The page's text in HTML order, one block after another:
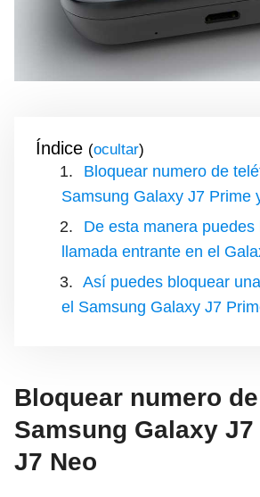
Índice ( )
Bloquear numero de
Samsung Galaxy J7 Prime
De esta manera puedes
llamada entrante en el
Así puedes bloquear
el Samsung Galaxy J7
Bloquear numero
Samsung Galaxy
J7 Neo